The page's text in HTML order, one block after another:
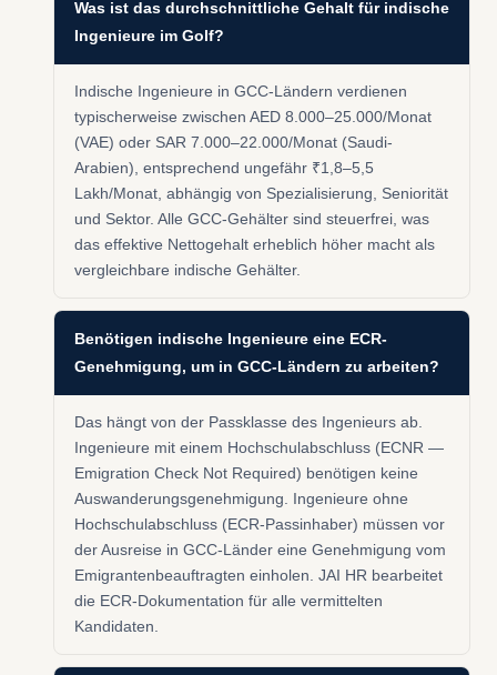
Was ist das durchschnittliche Gehalt für indische
Ingenieure im Golf?
Indische Ingenieure in GCC-Ländern verdienen
typischerweise zwischen AED 8.000–25.000/Monat
(VAE) oder SAR 7.000–22.000/Monat (Saudi-
Arabien), entsprechend ungefähr ₹1,8–5,5
Lakh/Monat, abhängig von Spezialisierung, Seniorität
und Sektor. Alle GCC-Gehälter sind steuerfrei, was
das effektive Nettogehalt erheblich höher macht als
vergleichbare indische Gehälter.
Benötigen indische Ingenieure eine ECR-
Genehmigung, um in GCC-Ländern zu arbeiten?
Das hängt von der Passklasse des Ingenieurs ab.
Ingenieure mit einem Hochschulabschluss (ECNR —
Emigration Check Not Required) benötigen keine
Auswanderungsgenehmigung. Ingenieure ohne
Hochschulabschluss (ECR-Passinhaber) müssen vor
der Ausreise in GCC-Länder eine Genehmigung vom
Emigrantenbeauftragten einholen. JAI HR bearbeitet
die ECR-Dokumentation für alle vermittelten
Kandidaten.